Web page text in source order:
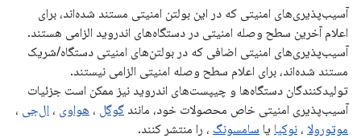
آسیب‌پذیری‌های امنیتی که در این بولتن امنیتی مستند شده‌اند، برای
اعلام آخرین سطح وصله امنیتی در دستگاه‌های اندروید الزامی هستند.
آسیب‌پذیری‌های امنیتی اضافی که در بولتن‌های امنیتی دستگاه/شریک
مستند شده‌اند، برای اعلام سطح وصله امنیتی الزامی نیستند.
تولیدکنندگان دستگاه‌ها و چیپست‌های اندروید نیز ممکن است جزئیات
آسیب‌پذیری امنیتی خاص محصولات خود، مانند گوگل ، هواوی ، ال‌جی ،
موتورولا ، نوکیا یا سامسونگ ، را منتشر کنند.